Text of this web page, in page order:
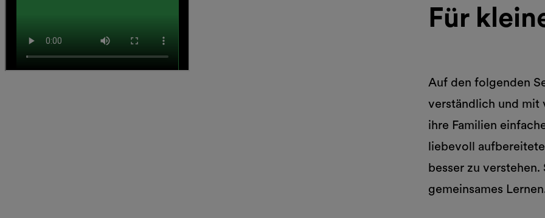
Für
Auf den folgenden
verständlich und mit
ihre Familien
liebevoll
besser zu
gemeinsames